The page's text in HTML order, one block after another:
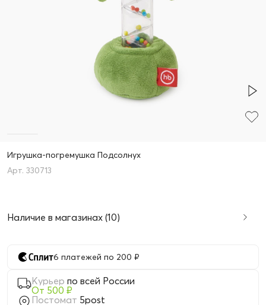
Игрушка-погремушка Подсолнух
330713
Наличие в магазинах (10)
6 платежей по 200 ₽
Курьер по всей России
От 500 ₽
Постомат 5post